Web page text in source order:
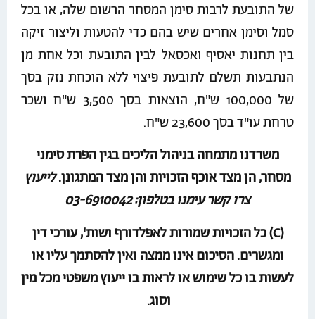
של התובעת לרבות סימן המסחר הרשום שלה, או בכל
סמל וסימן אחרים שיש בהם כדי להטעות וליצור זיקה
בין תחנות יאסיף ואכסאל לבין התובעת וכל אחת מן
הנתבעות תשלם לתובעת פיצוי ללא הוכחת נזק בסך
של 100,000 ש"ח, הוצאות בסך 3,500 ש"ח ושכר
טרחת עו"ד בסך 23,600 ש"ח.
משרדנו מתמחה בניהול הליכים בגין הפרת סימני
מסחר, הן מצד אוכף הזכויות והן מצד המתגונן.לייעוץ
צרו קשר עימנו בטלפון: 03-6910042
(C) כל הזכויות שמורות לאפלדורף ושות', עורכי דין
ומגשרים. הסיכום אינו ממצה ואין להסתמך עליו או
לעשות בו כל שימוש או לראות בו ייעוץ משפטי מכל מין
וסוג.